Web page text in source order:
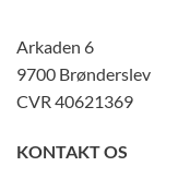
Arkaden 6
9700 Brønderslev
CVR 40621369
KONTAKT OS